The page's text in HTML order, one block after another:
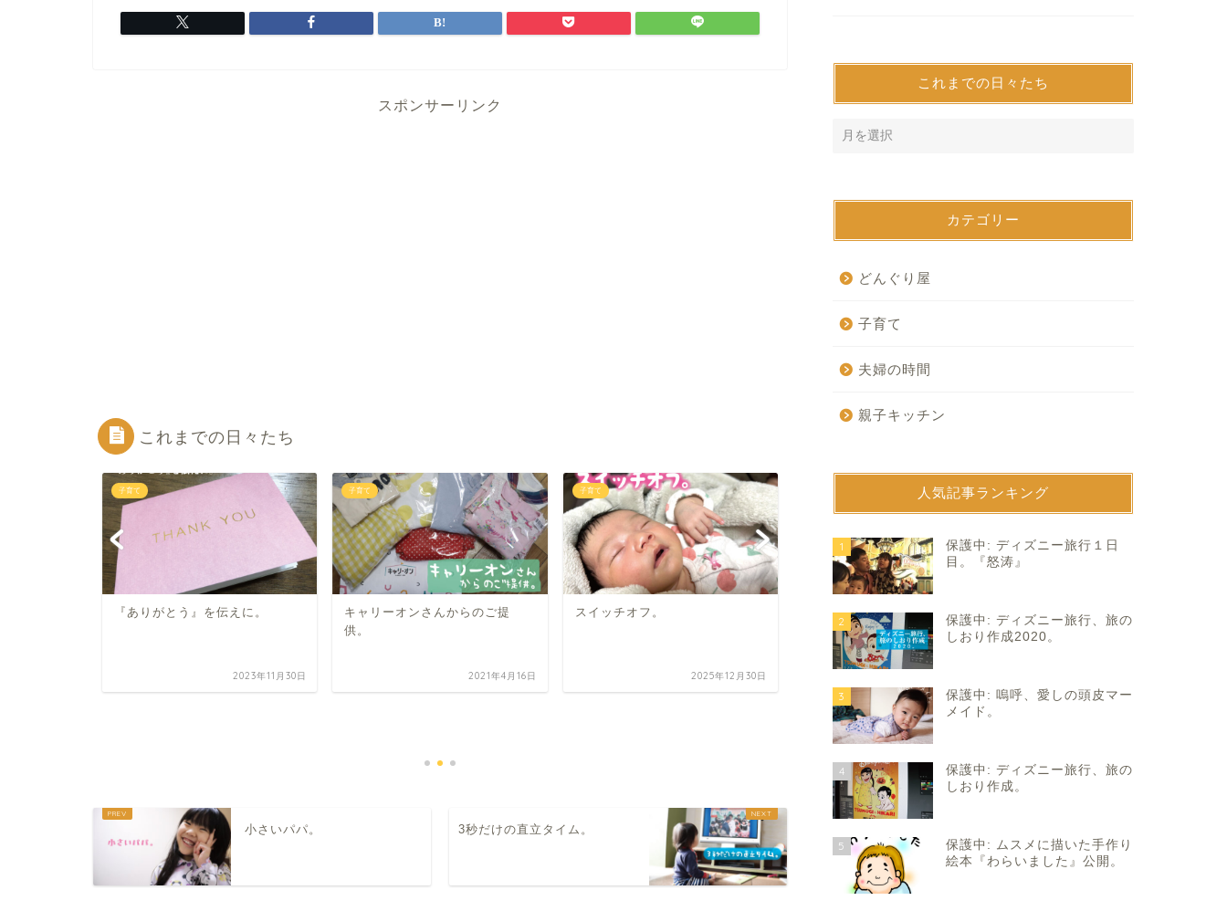
スポンサーリンク
これまでの日々たち
子育て
『ありがとう』を伝えに。
2023年11月30日
子育て
キャリーオンさんからのご提
供。
2021年4月16日
子育て
スイッチオフ。
2025年12月30日
『ありがとう』を伝えに。
2023年11月30日
子育て
キャリーオンさんからのご提
小さいパパ。 3秒だけの直立タイム。
これまでの日々たち
カテゴリー
どんぐり屋
子育て
夫婦の時間
親子キッチン
人気記事ランキング
1
保護中: ディズニー旅行１日
目。『怒涛』
2
保護中: ディズニー旅行、旅の
しおり作成2020。
3
保護中: 嗚呼、愛しの頭皮マー
メイド。
4
保護中: ディズニー旅行、旅の
しおり作成。
5
保護中: ムスメに描いた手作り
絵本『わらいました』公開。